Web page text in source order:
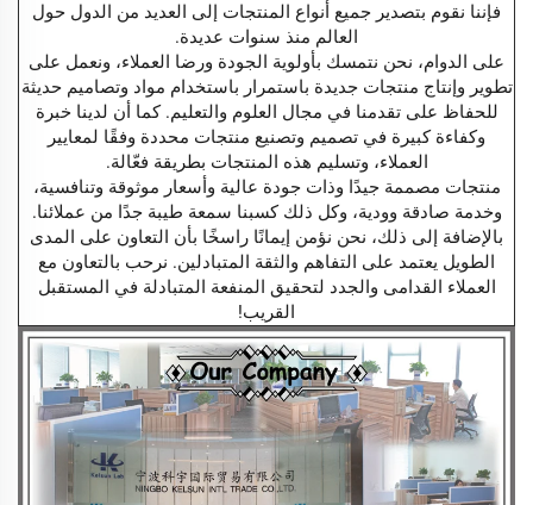
فإننا نقوم بتصدير جميع أنواع المنتجات إلى العديد من الدول حول
العالم منذ سنوات عديدة.
على الدوام، نحن نتمسك بأولوية الجودة ورضا العملاء، ونعمل على
تطوير وإنتاج منتجات جديدة باستمرار باستخدام مواد وتصاميم حديثة
للحفاظ على تقدمنا في مجال العلوم والتعليم. كما أن لدينا خبرة
وكفاءة كبيرة في تصميم وتصنيع منتجات محددة وفقًا لمعايير
العملاء، وتسليم هذه المنتجات بطريقة فعّالة.
منتجات مصممة جيدًا وذات جودة عالية وأسعار موثوقة وتنافسية،
وخدمة صادقة وودية، وكل ذلك كسبنا سمعة طيبة جدًا من عملائنا.
بالإضافة إلى ذلك، نحن نؤمن إيمانًا راسخًا بأن التعاون على المدى
الطويل يعتمد على التفاهم والثقة المتبادلين. نرحب بالتعاون مع
العملاء القدامى والجدد لتحقيق المنفعة المتبادلة في المستقبل
القريب!